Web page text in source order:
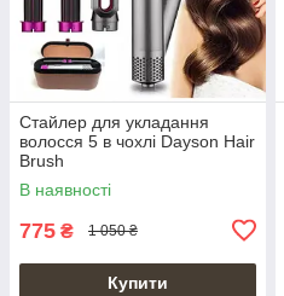
Стайлер для укладання
волосся 5 в чохлі Dayson Hair
Brush
В наявності
775 ₴ 1 050 ₴
Купити